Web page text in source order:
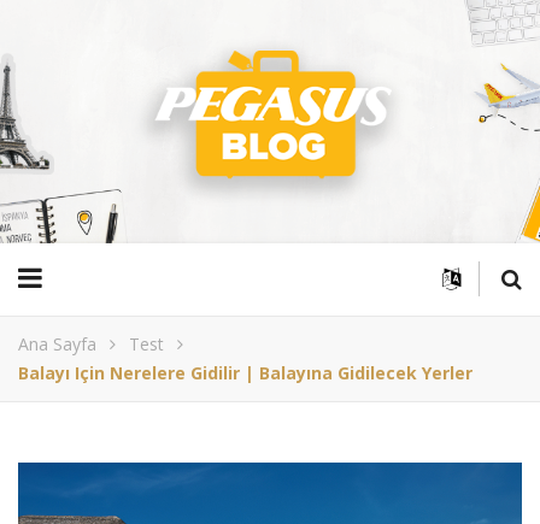
Ana Sayfa
Test
Balayı Için Nerelere Gidilir | Balayına Gidilecek Yerler